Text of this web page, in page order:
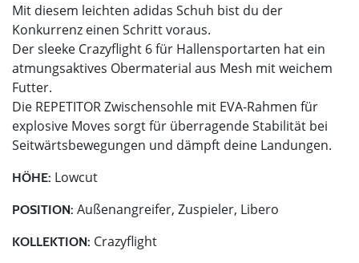
Mit diesem leichten adidas Schuh bist du der
Konkurrenz einen Schritt voraus.
Der sleeke Crazyflight 6 für Hallensportarten hat ein
atmungsaktives Obermaterial aus Mesh mit weichem
Futter.
Die REPETITOR Zwischensohle mit EVA-Rahmen für
explosive Moves sorgt für überragende Stabilität bei
Seitwärtsbewegungen und dämpft deine Landungen.
HÖHE: Lowcut
POSITION: Außenangreifer, Zuspieler, Libero
KOLLEKTION: Crazyflight